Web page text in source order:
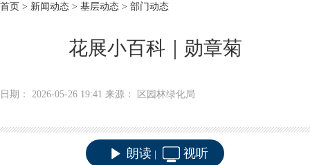
首页 > 新闻动态 > 基层动态 > 部门动态
花展小百科｜勋章菊
日期： 2026-05-26 19:41 来源： 区园林绿化局
朗读 视听